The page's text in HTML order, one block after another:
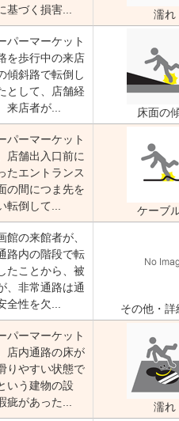
基づく損害...
濡れ
パーマーケット
を歩行中の来店
傾斜路で転倒し
として、店舗経
来店者が...
床面の
パーマーケット
店舗出入口前に
たエントランス
の間につま先を
転倒して...
ケーブ
館の来館者が、
路内の階段で転
たことから、被
、非常通路は通
全性を欠...
その他・詳
パーマーケット
店内通路の床が
りやすい状態で
いう建物の設
疵があった...
濡れ